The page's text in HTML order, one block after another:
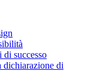
di successo
dichiarazione di